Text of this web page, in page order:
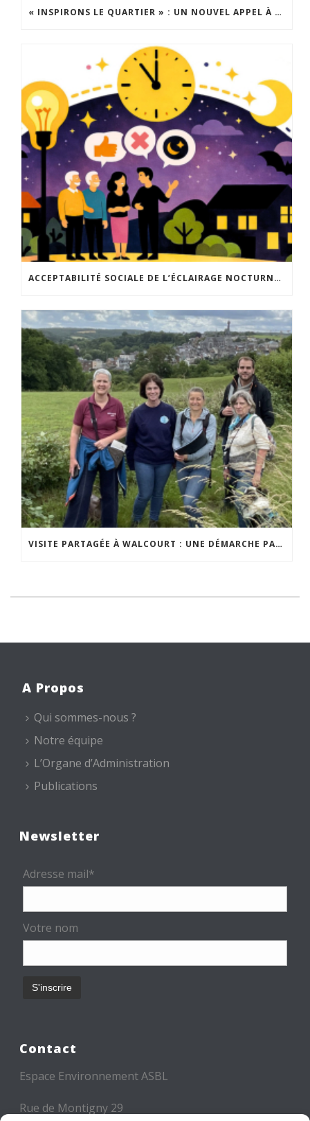
« INSPIRONS LE QUARTIER » : UN NOUVEL APPEL À PROJETS EST LANCÉ !
ACCEPTABILITÉ SOCIALE DE L’ÉCLAIRAGE NOCTURNE : LE REPLAY EST DISPONIBLE
VISITE PARTAGÉE À WALCOURT : UNE DÉMARCHE PARTICIPATIVE ANIMÉE PAR ESPACE ENVIRONNEMENT
A Propos
Qui sommes-nous ?
Notre équipe
L’Organe d’Administration
Publications
Newsletter
Adresse mail*
Votre nom
Contact
Espace Environnement ASBL
Rue de Montigny 29